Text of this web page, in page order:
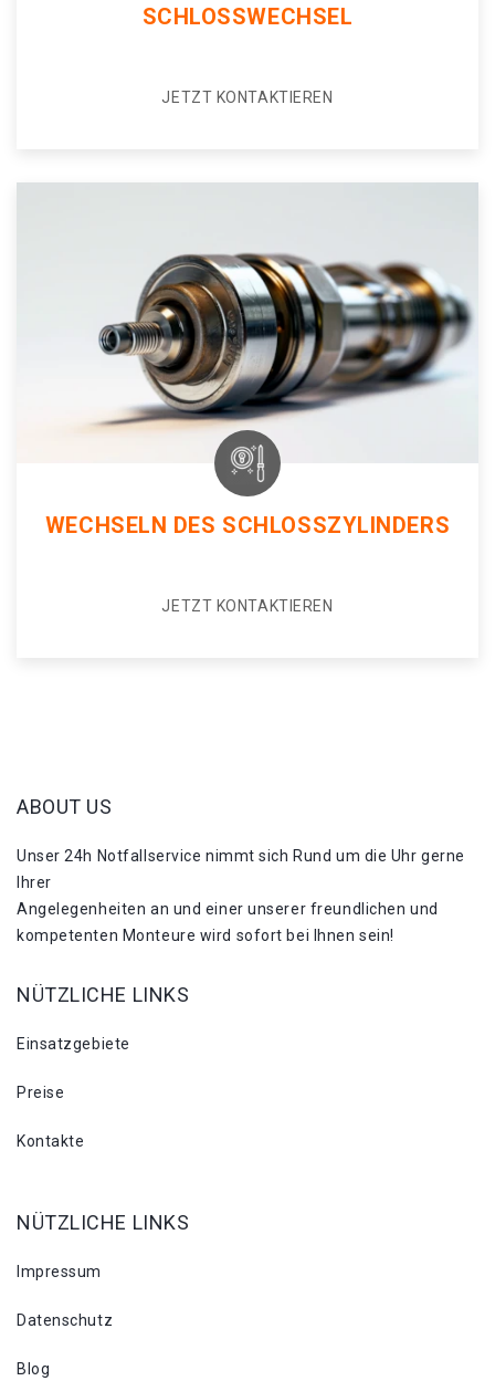
SCHLOSSWECHSEL
JETZT KONTAKTIEREN
WECHSELN DES SCHLOSSZYLINDERS
JETZT KONTAKTIEREN
ABOUT US
Unser 24h Notfallservice nimmt sich Rund um die Uhr gerne
Ihrer
Angelegenheiten an und einer unserer freundlichen und
kompetenten Monteure wird sofort bei Ihnen sein!
NÜTZLICHE LINKS
Einsatzgebiete
Preise
Kontakte
NÜTZLICHE LINKS
Impressum
Datenschutz
Blog